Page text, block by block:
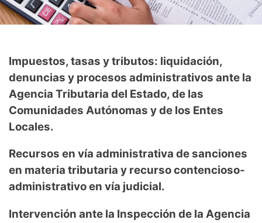
Impuestos, tasas y tributos: liquidación,
denuncias y procesos administrativos ante la
Agencia Tributaria del Estado, de las
Comunidades Autónomas y de los Entes
Locales.
Recursos en vía administrativa de sanciones
en materia tributaria y recurso contencioso-
administrativo en vía judicial.
Intervención ante la Inspección de la Agencia